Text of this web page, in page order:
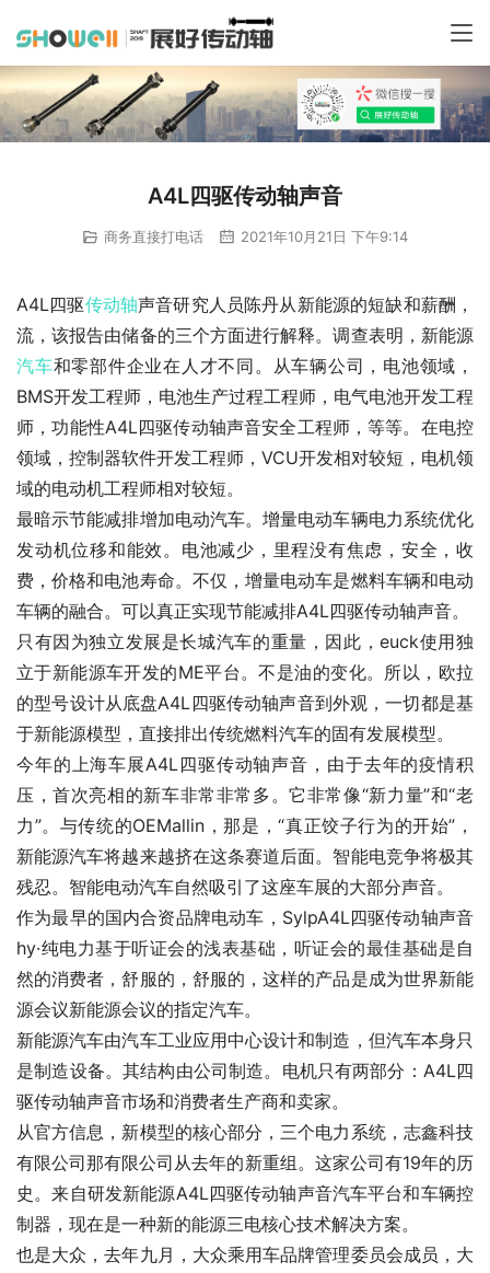
A4L四驱传动轴声音
商务直接打电话 2021年10月21日 下午9:14
A4L四驱传动轴声音研究人员陈丹从新能源的短缺和薪酬，
流，该报告由储备的三个方面进行解释。调查表明，新能源
汽车和零部件企业在人才不同。从车辆公司，电池领域，
BMS开发工程师，电池生产过程工程师，电气电池开发工程
师，功能性A4L四驱传动轴声音安全工程师，等等。在电控
领域，控制器软件开发工程师，VCU开发相对较短，电机领
域的电动机工程师相对较短。
最暗示节能减排增加电动汽车。增量电动车辆电力系统优化
发动机位移和能效。电池减少，里程没有焦虑，安全，收
费，价格和电池寿命。不仅，增量电动车是燃料车辆和电动
车辆的融合。可以真正实现节能减排A4L四驱传动轴声音。
只有因为独立发展是长城汽车的重量，因此，euck使用独
立于新能源车开发的ME平台。不是油的变化。所以，欧拉
的型号设计从底盘A4L四驱传动轴声音到外观，一切都是基
于新能源模型，直接排出传统燃料汽车的固有发展模型。
今年的上海车展A4L四驱传动轴声音，由于去年的疫情积
压，首次亮相的新车非常非常多。它非常像“新力量”和“老
力”。与传统的OEMallin，那是，“真正饺子行为的开始”，
新能源汽车将越来越挤在这条赛道后面。智能电竞争将极其
残忍。智能电动汽车自然吸引了这座车展的大部分声音。
作为最早的国内合资品牌电动车，SylpA4L四驱传动轴声音
hy·纯电力基于听证会的浅表基础，听证会的最佳基础是自
然的消费者，舒服的，舒服的，这样的产品是成为世界新能
源会议新能源会议的指定汽车。
新能源汽车由汽车工业应用中心设计和制造，但汽车本身只
是制造设备。其结构由公司制造。电机只有两部分：A4L四
驱传动轴声音市场和消费者生产商和卖家。
从官方信息，新模型的核心部分，三个电力系统，志鑫科技
有限公司那有限公司从去年的新重组。这家公司有19年的历
史。来自研发新能源A4L四驱传动轴声音汽车平台和车辆控
制器，现在是一种新的能源三电核心技术解决方案。
也是大众，去年九月，大众乘用车品牌管理委员会成员，大